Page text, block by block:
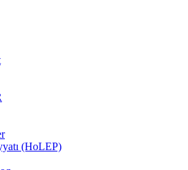
(HoLEP)